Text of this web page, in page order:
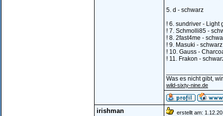
5. d - schwarz
! 6. sundriver - Light
! 7. Schmolli85 -
! 8. 2fast4me -
! 9. Masuki -
! 10. Gauss -
! 11. Frakon -
Was es nicht gibt,
wild-sixty-nine.de
irishman erstellt am: